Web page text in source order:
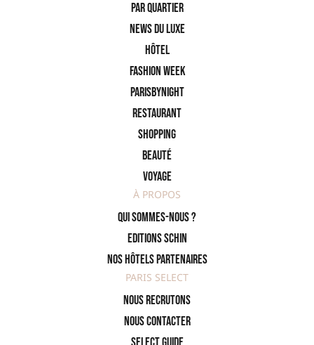
PAR QUARTIER
News du Luxe
Hôtel
Fashion Week
ParisByNight
Restaurant
Shopping
Beauté
Voyage
À PROPOS
Qui sommes-nous ?
Editions SCHIN
Nos hôtels partenaires
PARIS SELECT
Nous recrutons
Nous contacter